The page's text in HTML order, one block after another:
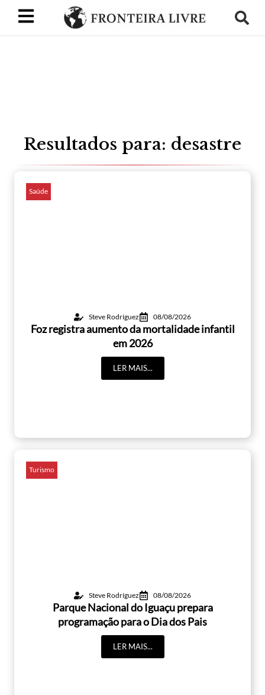
Resultados para: desastre
Saúde
Steve Rodríguez 08/08/2026
Foz registra aumento da mortalidade infantil
em 2026
LER MAIS...
Turismo
Steve Rodríguez 08/08/2026
Parque Nacional do Iguaçu prepara
programação para o Dia dos Pais
LER MAIS...